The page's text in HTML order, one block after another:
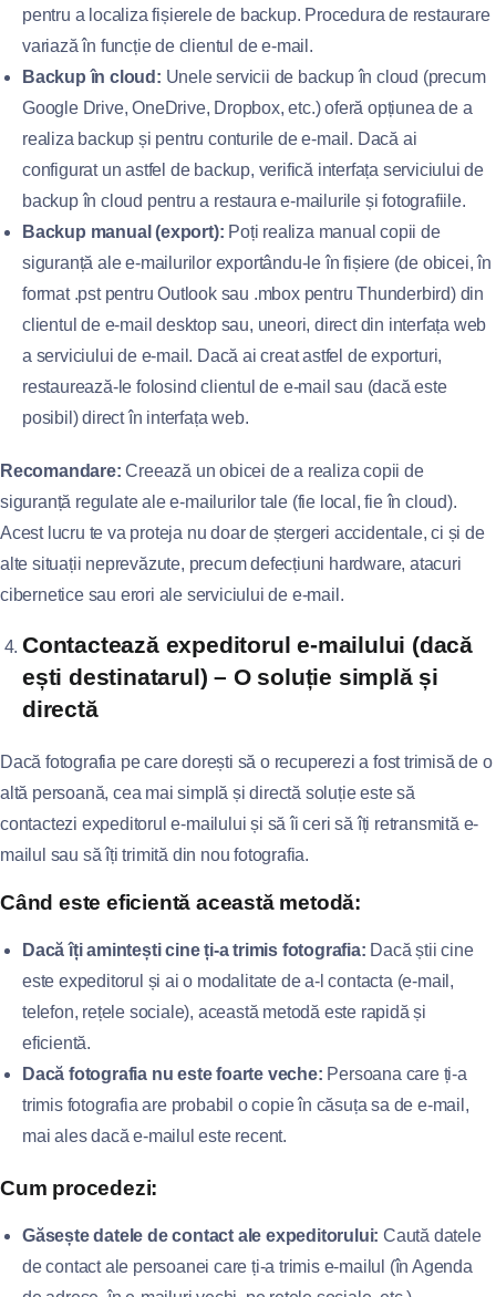
pentru a localiza fișierele de backup. Procedura de restaurare
variază în funcție de clientul de e-mail.
Backup în cloud: Unele servicii de backup în cloud (precum
Google Drive, OneDrive, Dropbox, etc.) oferă opțiunea de a
realiza backup și pentru conturile de e-mail. Dacă ai
configurat un astfel de backup, verifică interfața serviciului de
backup în cloud pentru a restaura e-mailurile și fotografiile.
Backup manual (export): Poți realiza manual copii de
siguranță ale e-mailurilor exportându-le în fișiere (de obicei, în
format .pst pentru Outlook sau .mbox pentru Thunderbird) din
clientul de e-mail desktop sau, uneori, direct din interfața web
a serviciului de e-mail. Dacă ai creat astfel de exporturi,
restaurează-le folosind clientul de e-mail sau (dacă este
posibil) direct în interfața web.
Recomandare: Creează un obicei de a realiza copii de
siguranță regulate ale e-mailurilor tale (fie local, fie în cloud).
Acest lucru te va proteja nu doar de ștergeri accidentale, ci și de
alte situații neprevăzute, precum defecțiuni hardware, atacuri
cibernetice sau erori ale serviciului de e-mail.
Contactează expeditorul e-mailului (dacă
ești destinatarul) – O soluție simplă și
directă
Dacă fotografia pe care dorești să o recuperezi a fost trimisă de o
altă persoană, cea mai simplă și directă soluție este să
contactezi expeditorul e-mailului și să îi ceri să îți retransmită e-
mailul sau să îți trimită din nou fotografia.
Când este eficientă această metodă:
Dacă îți amintești cine ți-a trimis fotografia: Dacă știi cine
este expeditorul și ai o modalitate de a-l contacta (e-mail,
telefon, rețele sociale), această metodă este rapidă și
eficientă.
Dacă fotografia nu este foarte veche: Persoana care ți-a
trimis fotografia are probabil o copie în căsuța sa de e-mail,
mai ales dacă e-mailul este recent.
Cum procedezi:
Găsește datele de contact ale expeditorului: Caută datele
de contact ale persoanei care ți-a trimis e-mailul (în Agenda